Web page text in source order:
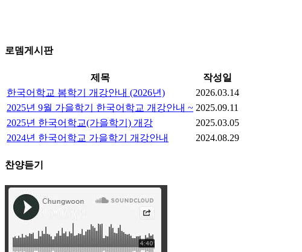
로뎀게시판
제목
작성일
한국어학교 봄학기 개강안내 (2026년)
2026.03.14
2025년 9월 가을학기 한국어학교 개강안내 ~ 2025.09.11
2025년 한국어학교(가을학기) 개강
2025.03.05
2024년 한국어학교 가을학기 개강안내
2024.08.29
찬양듣기